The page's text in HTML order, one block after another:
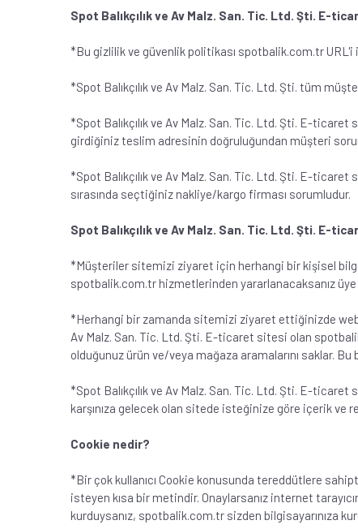
Spot Balıkçılık ve Av Malz. San. Tic. Ltd. Şti. E-
*Bu gizlilik ve güvenlik politikası spotbalik.com.tr
*Spot Balıkçılık ve Av Malz. San. Tic. Ltd. Şti. tüm
*Spot Balıkçılık ve Av Malz. San. Tic. Ltd. Şti. E-
girdiğiniz teslim adresinin doğruluğundan müşteri
*Spot Balıkçılık ve Av Malz. San. Tic. Ltd. Şti. E-
sırasında seçtiğiniz nakliye/kargo firması sorumludur.
Spot Balıkçılık ve Av Malz. San. Tic. Ltd. Şti.
*Müşteriler sitemizi ziyaret için herhangi bir kişisel
spotbalik.com.tr hizmetlerinden yararlanacaksanız
*Herhangi bir zamanda sitemizi ziyaret ettiğinizde web
Av Malz. San. Tic. Ltd. Şti. E-ticaret sitesi olan
olduğunuz ürün ve/veya mağaza aramalarını saklar.
*Spot Balıkçılık ve Av Malz. San. Tic. Ltd. Şti. E-
karşınıza gelecek olan sitede isteğinize göre içerik
Cookie nedir?
*Bir çok kullanıcı Cookie konusunda tereddütlere
isteyen kısa bir metindir. Onaylarsanız internet
kurduysanız, spotbalik.com.tr sizden bilgisayarınıza